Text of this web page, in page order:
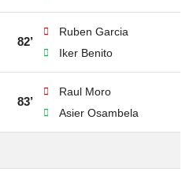
82’
Ruben Garcia
Iker Benito
83’
Raul Moro
Asier Osambela